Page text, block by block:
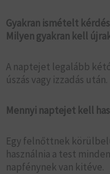
Gyakran ismételt
Milyen gyakran kell
A naptejet legalább
úszás vagy izzadás után.
Mennyi naptejet kell
Egy felnőttnek
használnia a test
napfénynek van kitéve.